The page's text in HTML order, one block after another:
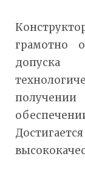
грамотно
допуска